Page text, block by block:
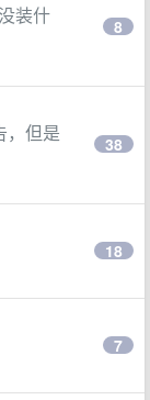
装什
8
，但是
38
18
7